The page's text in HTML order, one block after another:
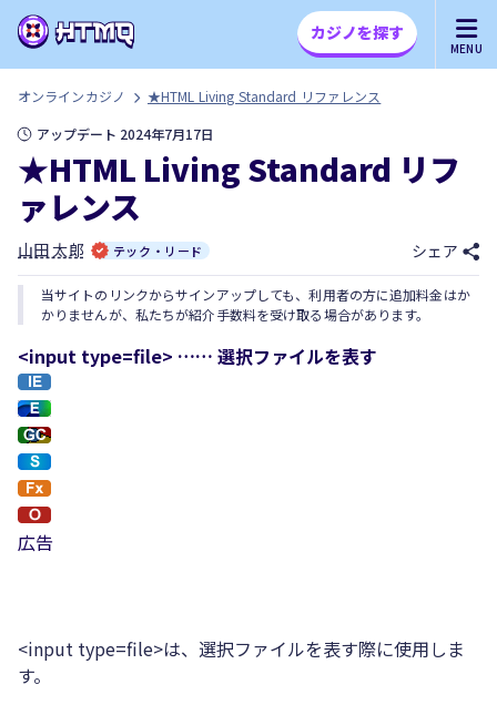
MENU
カジノを探す
オンラインカジノ
★HTML Living Standard リファレンス
アップデート 2024年7月17日
★HTML Living Standard リフ
ァレンス
山田 太郎 テック・リード シェア
当サイトのリンクからサインアップしても、利用者の方に追加料金はか
かりませんが、私たちが紹介手数料を受け取る場合があります。
<input type=file> …… 選択ファイルを表す
広告
<input type=file>は、選択ファイルを表す際に使用しま
す。